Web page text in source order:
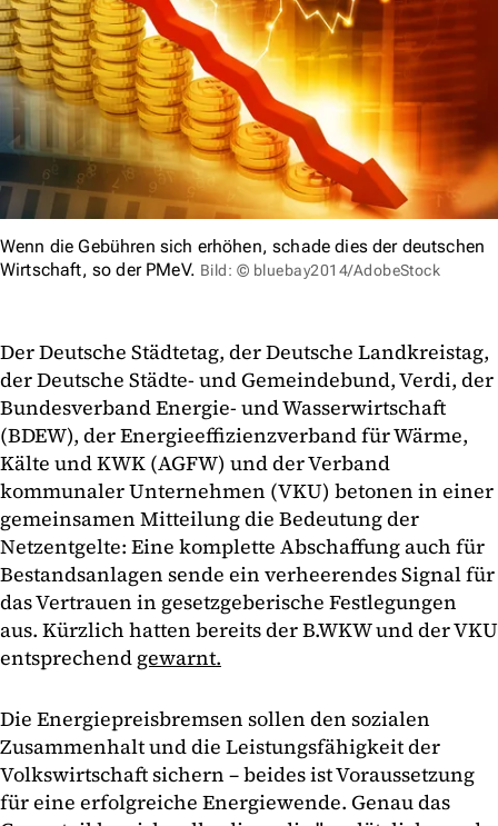
Wenn die Gebühren sich erhöhen, schade dies der deutschen
Wirtschaft, so der PMeV. Bild: © bluebay2014/AdobeStock
Der Deutsche Städtetag, der Deutsche Landkreistag,
der Deutsche Städte- und Gemeindebund, Verdi, der
Bundesverband Energie- und Wasserwirtschaft
(BDEW), der Energieeffizienzverband für Wärme,
Kälte und KWK (AGFW) und der Verband
kommunaler Unternehmen (VKU) betonen in einer
gemeinsamen Mitteilung die Bedeutung der
Netzentgelte: Eine komplette Abschaffung auch für
Bestandsanlagen sende ein verheerendes Signal für
das Vertrauen in gesetzgeberische Festlegungen
aus. Kürzlich hatten bereits der B.WKW und der VKU
entsprechend gewarnt.
Die Energiepreisbremsen sollen den sozialen
Zusammenhalt und die Leistungsfähigkeit der
Volkswirtschaft sichern – beides ist Voraussetzung
für eine erfolgreiche Energiewende. Genau das